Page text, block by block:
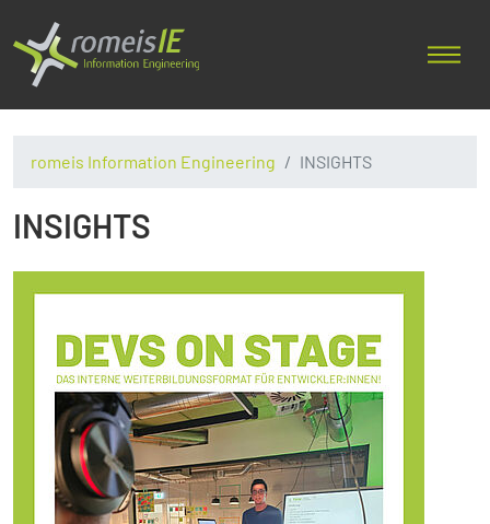
romeis Information Engineering INSIGHTS
INSIGHTS